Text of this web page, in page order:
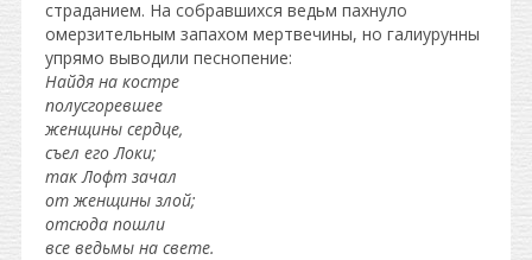
страданием. На собравшихся ведьм пахнуло
омерзительным запахом мертвечины, но галиурунны
упрямо выводили песнопение:
Найдя на костре
полусгоревшее
женщины сердце,
съел его Локи;
так Лофт зачал
от женщины злой;
отсюда пошли
все ведьмы на свете.